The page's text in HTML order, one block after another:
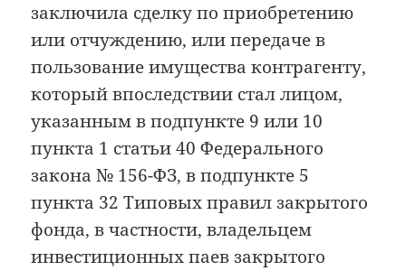
заключила сделку по приобретению
или отчуждению, или передаче в
пользование имущества контрагенту,
который впоследствии стал лицом,
указанным в подпункте 9 или 10
пункта 1 статьи 40 Федерального
закона № 156-ФЗ, в подпункте 5
пункта 32 Типовых правил закрытого
фонда, в частности, владельцем
инвестиционных паев закрытого